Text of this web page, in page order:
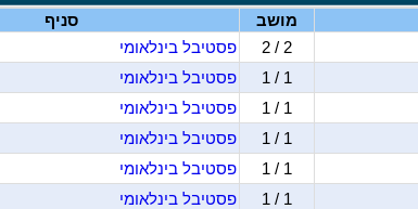
מושב סניף
2 / 2
פסטיבל בינלאומי
1 / 1
פסטיבל בינלאומי
1 / 1
פסטיבל בינלאומי
1 / 1
פסטיבל בינלאומי
1 / 1
פסטיבל בינלאומי
1 / 1
פסטיבל בינלאומי